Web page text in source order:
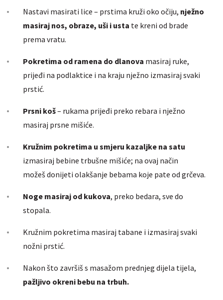
Nastavi masirati lice – prstima kruži oko očiju, nježno
masiraj nos, obraze, uši i usta te kreni od brade
prema vratu.
Pokretima od ramena do dlanova masiraj ruke,
prijeđi na podlaktice i na kraju nježno izmasiraj svaki
prstić.
Prsni koš– rukama prijeđi preko rebara i nježno
masiraj prsne mišiće.
Kružnim pokretima u smjeru kazaljke na satu
izmasiraj bebine trbušne mišiće; na ovaj način
možeš donijeti olakšanje bebama koje pate od grčeva.
Noge masiraj od kukova, preko bedara, sve do
stopala.
Kružnim pokretima masiraj tabane i izmasiraj svaki
nožni prstić.
Nakon što završiš s masažom prednjeg dijela tijela,
pažljivo okreni bebu na trbuh.